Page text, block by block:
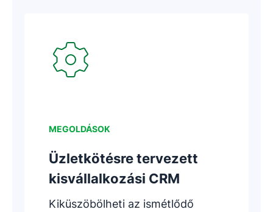
MEGOLDÁSOK
Üzletkötésre tervezett
kisvállalkozási CRM
Kiküszöbölheti az ismétlődő
Új ablakban nyílik meg